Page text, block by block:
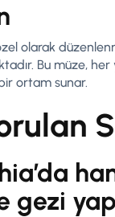
olarak
Bu müze,
ortam sunar.
gezi